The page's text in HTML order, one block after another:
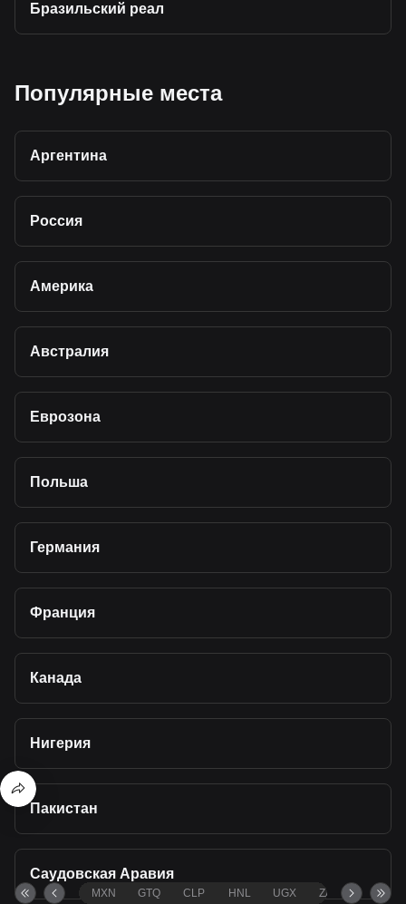
Бразильский реал
Популярные места
Аргентина
Россия
Америка
Австралия
Еврозона
Польша
Германия
Франция
Канада
Нигерия
Пакистан
Саудовская Аравия
MXN GTQ CLP HNL UGX ZAR TND